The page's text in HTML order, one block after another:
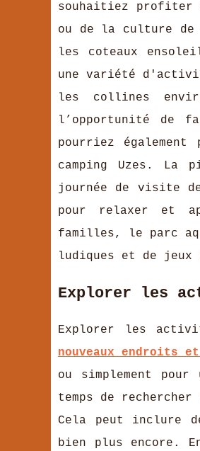
souhaitiez profiter
ou de la culture de
les coteaux
une variété
les collines
l’opportunité de
pourriez
camping Uzes. La
journée de visite
pour relaxer et
familles, le parc
ludiques et de jeux
Explorer les
Explorer les
nouveaux endroits
ou simplement
temps de
Cela peut inclure
bien plus encore.